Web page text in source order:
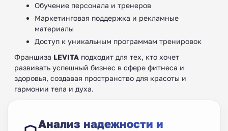
Обучение персонала и тренеров
Маркетинговая поддержка и рекламные
материалы
Доступ к уникальным программам тренировок
Франшиза LEVITA подходит для тех, кто хочет
развивать успешный бизнес в сфере фитнеса и
здоровья, создавая пространство для красоты и
гармонии тела и духа.
Анализ надежности и